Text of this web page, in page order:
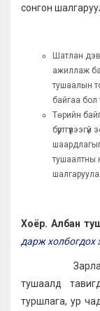
сонгон
Шатлан
ажиллаж
тушаалын
байгаа бол
Төрийн
тушаалтны
Хоёр. Албан
дарж холбогдох
тушаалд
туршлага, ур